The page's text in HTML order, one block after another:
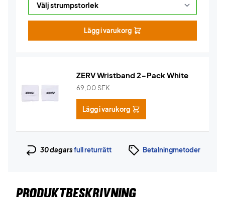
Lägg i varukorg
ZERV Wristband 2-Pack White
69,00 SEK
Lägg i varukorg
30 dagarsfull returrätt Betalningmetoder
PRODUKTBESKRIVNING